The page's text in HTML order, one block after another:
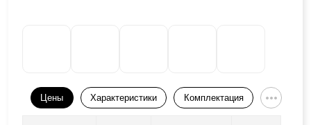
Цены Характеристики Комплектация